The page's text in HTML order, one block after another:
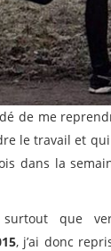
de me
le travail et
dans la
surtout que
, j’ai donc